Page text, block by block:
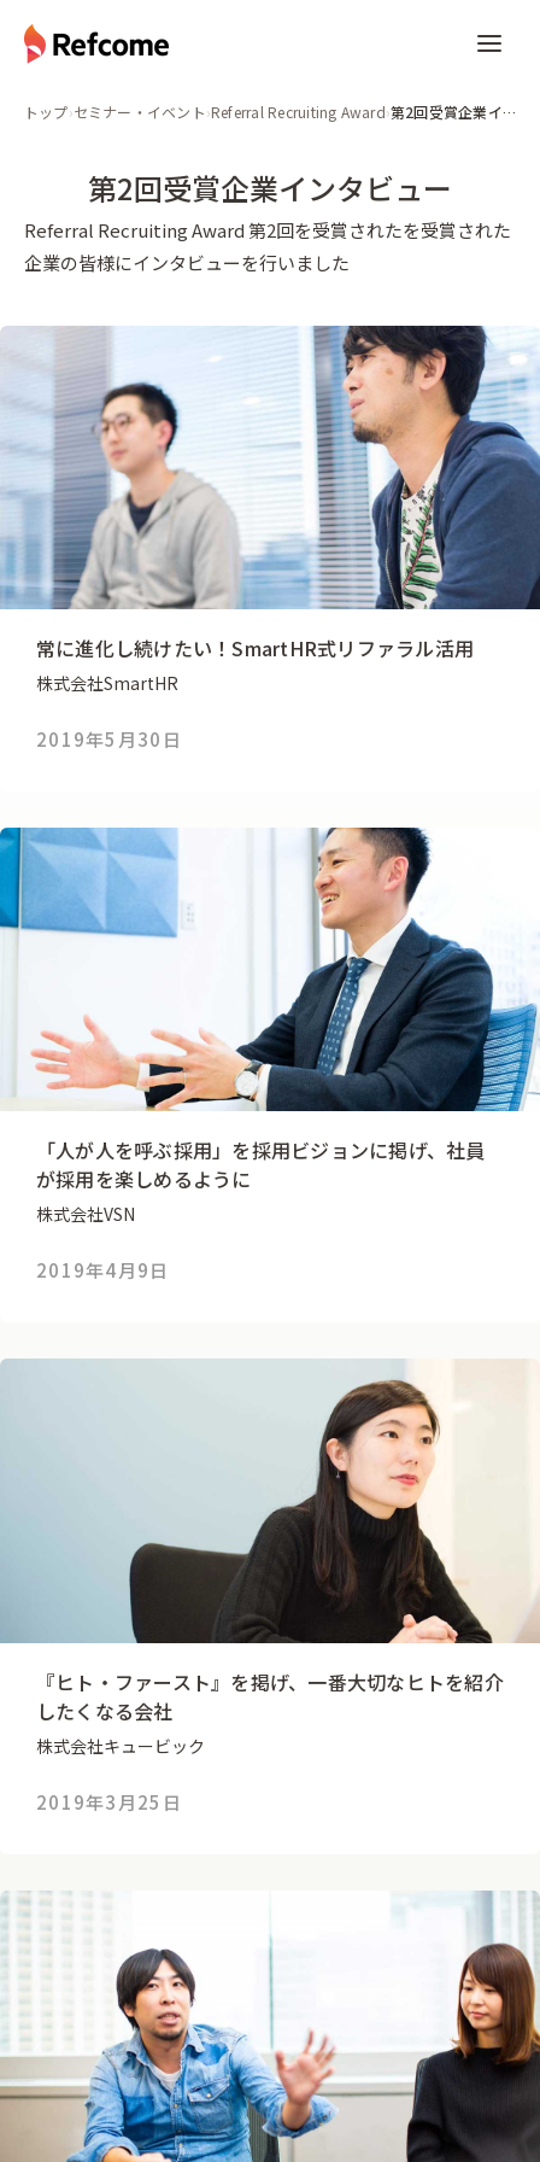
トップ›セミナー・イベント›Referral Recruiting Award› 第2回受賞企業インタビュー
第2回受賞企業インタビュー
Referral Recruiting Award 第2回を受賞されたを受賞された
企業の皆様にインタビューを行いました
常に進化し続けたい！SmartHR式リファラル活用
株式会社SmartHR
2019年5月30日
「人が人を呼ぶ採用」を採用ビジョンに掲げ、社員
が採用を楽しめるように
株式会社VSN
2019年4月9日
『ヒト・ファースト』を掲げ、一番大切なヒトを紹介
したくなる会社
株式会社キュービック
2019年3月25日